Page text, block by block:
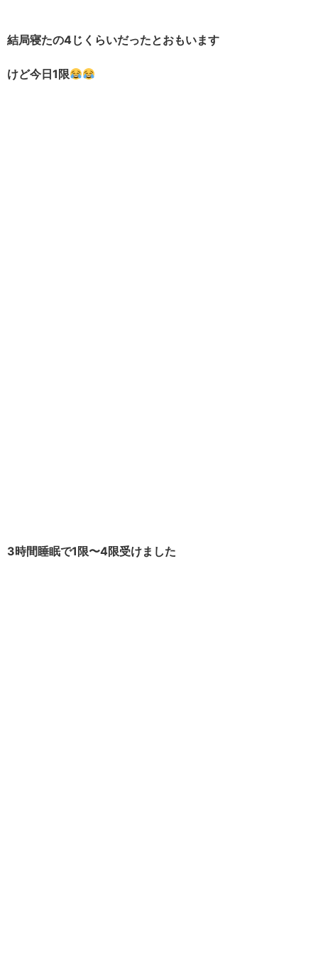
結局寝たの4じくらいだったとおもいます
けど今日1限
3時間睡眠で1限〜4限受けました